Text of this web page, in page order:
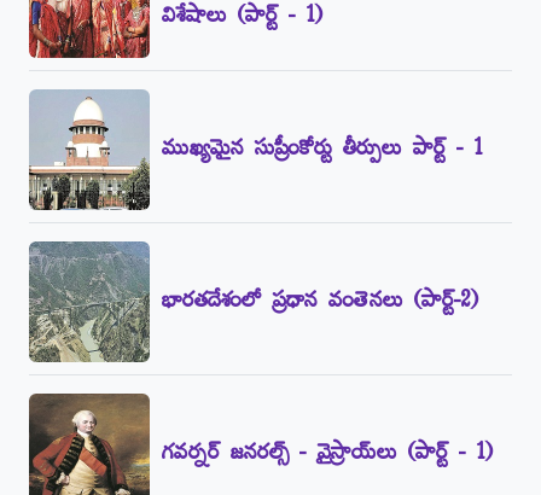
విశేషాలు (పార్ట్‌ - 1)
ముఖ్యమైన సుప్రీంకోర్టు తీర్పులు పార్ట్‌ - 1
భారతదేశంలో ప్రధాన వంతెనలు (పార్ట్‌-2)
గవర్నర్‌ జనరల్స్‌ - వైస్రాయ్‌లు (పార్ట్‌ - 1)